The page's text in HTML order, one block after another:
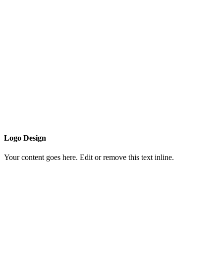
Logo Design
Your content goes here. Edit or remove this text inline.